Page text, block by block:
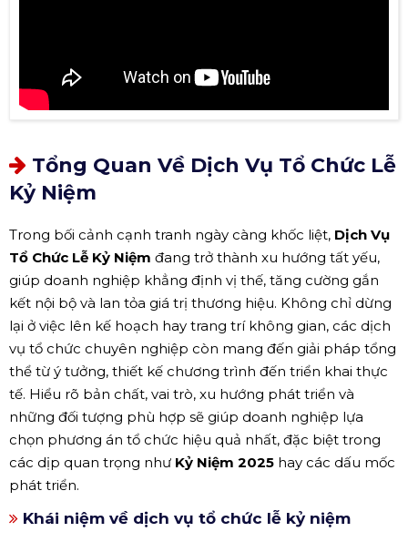
Tổng Quan Về Dịch Vụ Tổ Chức Lễ
Kỷ Niệm
Trong bối cảnh cạnh tranh ngày càng khốc liệt, Dịch Vụ
Tổ Chức Lễ Kỷ Niệm đang trở thành xu hướng tất yếu,
giúp doanh nghiệp khẳng định vị thế, tăng cường gắn
kết nội bộ và lan tỏa giá trị thương hiệu. Không chỉ dừng
lại ở việc lên kế hoạch hay trang trí không gian, các dịch
vụ tổ chức chuyên nghiệp còn mang đến giải pháp tổng
thể từ ý tưởng, thiết kế chương trình đến triển khai thực
tế. Hiểu rõ bản chất, vai trò, xu hướng phát triển và
những đối tượng phù hợp sẽ giúp doanh nghiệp lựa
chọn phương án tổ chức hiệu quả nhất, đặc biệt trong
các dịp quan trọng như Kỷ Niệm 2025 hay các dấu mốc
phát triển.
Khái niệm về dịch vụ tổ chức lễ kỷ niệm